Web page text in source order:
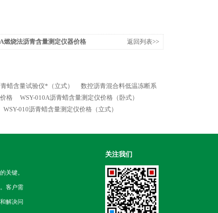
燃烧法沥青含量测定仪器价格 返回列表>>
蜡含量试验仪*（立式）
数控沥青混合料低温冻断系
格
WSY-010A沥青蜡含量测定仪价格（卧式）
WSY-010沥青蜡含量测定仪价格（立式）
关键。
客户需
解决问
关注我们